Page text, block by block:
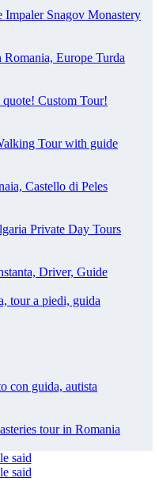
Snagov Monastery
Europe Turda
Custom Tour!
Tour with guide
Castello di Peles
Private Day Tours
Driver, Guide
tour a piedi, guida
con guida, autista
tour in Romania
– Romania, Moldavia,
Autista privata tutto il
– Completa Romania e
– Romania, Moldavia,
– Completa Romania e
– Romania, Moldavia,
– Completa Romania e
– Romania, Moldavia,